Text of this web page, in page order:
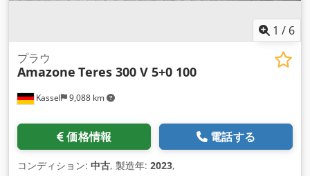
1 / 6
Kassel 9,088 km
プラウ
Amazone Teres 300 V 5+0 100
価格情報 電話する
コンディション: 中古, 製造年: 2023,